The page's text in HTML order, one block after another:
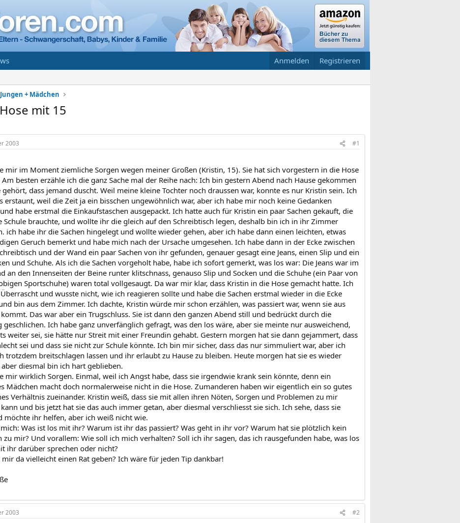
Anmelden Registrieren
+ Mädchen
mit 15
2003 #1
mir im Moment ziemliche Sorgen wegen meiner Großen (Kristin, 15). Sie hat sich vorgestern in die Hose
besten erzähle ich die ganz Sache mal der Reihe nach: Ich bin gestern Abend nach Hause gekommen
gehört, dass jemand duscht. Weil meine kleine Tochter noch draussen war, konnte es nur Kristin sein. Ich
erstaunt, weil die Zeit ja ein bisschen ungewöhnlich war, aber ich habe mir noch keine Gedanken
habe erstmal die Einkaufstaschen ausgepackt. Ich hatte auch für Kristin ein paar Sachen gekauft, die
Schule brauchte, und wollte ihr die gleich auf den Schreibtisch legen, deshalb bin ich in ihr Zimmer
ich habe ihr die Sachen hingelegt und wollte wieder gehen, aber ich habe dann einen leichten, etwas
Geruch bemerkt und habe mich nach der Ursache umgesehen. Ich habe dann in der Ecke zwischen
und der Wand ein paar Sachen von ihr gefunden, genauer gesagt eine Jeans, einen Slip und ein
und Schuhe. Als ich die Sachen vorgeholt habe, habe ich sofort gemerkt, was los war: Die Jeans war im
an den Innenseiten der Beine runter klitschnass, genauso Slip und Socken und die Schuhe (ein Paar von
Sportschuhe) waren total vollgesaugt. Da war mir klar, dass Kristin in die Hose gemacht hatte. Ich
und wusste nicht, wie ich reagieren sollte und habe die Sachen erstmal wieder in die Ecke
bin aus dem Zimmer. Ich dachte, Kristin würde mir schon erzählen, was passiert war, wenn sie aus
Das war aber ein Trugschluss. Sie ist dann den ganzen Abend still und bedrückt durch die
geschlichen. Ich habe ganz unverfänglich gefragt, was den los wäre, aber sie meinte nur ausweichend,
weiter sei, sie hätte nur Streit mit einer Freundin gehabt. Gestern morgen hat sie dann gejammert, dass
sei und dass sie nicht zur Schule könnte. Ich bin mir sicher, dass das nur simmuliert war, aber ich
trotzdem breitschlagen lassen und ihr erlaubt zu Hause zu bleiben. Heute morgen hat sie es wieder
diesmal bin ich hart geblieben.
mir wirklich Sorgen. Einmal, weil ich Angst habe, dass sie irgendwie krank sein könnte, denn ein
Mädchen macht doch normalerweise nicht in die Hose. Zumanderen haben wir eigentlich ein so gutes
Verhältnis zueinander. Kristin weiß, dass sie mit allen ihren Nöten, Sorgen und Problemen zu mir
und bis jetzt hat sie das auch immer getan, aber diesmal verschliesst sie sich. Ich sehe, dass sie
möchte ihr helfen, aber ich weiß nicht wie.
Was ist los mit ihr? Warum ist ihr das passiert? Was geht in ihr vor? Warum hat sie plötzlich kein
zu mir? Und vorallem: Wie soll ich mich verhalten? Soll ich ihr sagen, das ich rausgefunden habe, was los
ihr darüber sprechen oder nicht?
da vielleicht einen Rat geben? Ich wäre für jeden Tip dankbar!
2003 #2